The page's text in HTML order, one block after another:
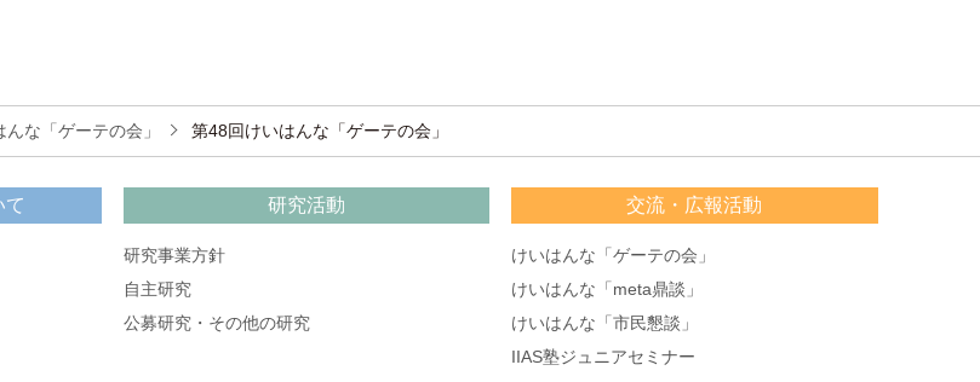
んな「ゲーテの会」 第48回けいはんな「ゲーテの会」
て 研究活動
研究事業方針
自主研究
公募研究・その他の研究
交流・広報活動
けいはんな「ゲーテの会」
けいはんな「meta鼎談」
けいはんな「市民懇談」
IIAS塾ジュニアセミナー